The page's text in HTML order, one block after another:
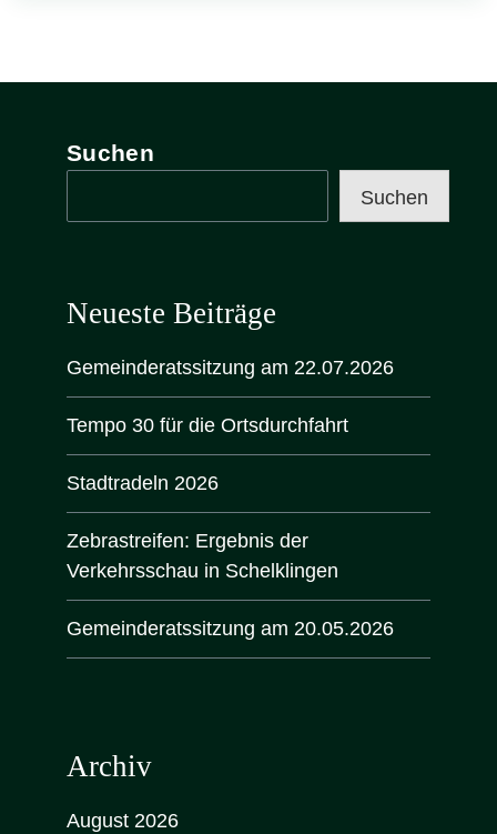
Suchen
Suchen
Neueste Beiträge
Gemeinderatssitzung am 22.07.2026
Tempo 30 für die Ortsdurchfahrt
Stadtradeln 2026
Zebrastreifen: Ergebnis der
Verkehrsschau in Schelklingen
Gemeinderatssitzung am 20.05.2026
Archiv
August 2026